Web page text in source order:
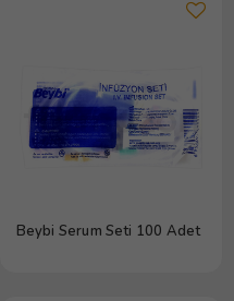
Beybi Serum Seti 100 Adet